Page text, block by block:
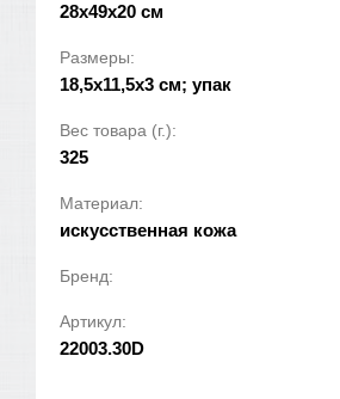
28x49x20 см
Размеры:
18,5x11,5x3 см; упак
Вес товара (г.):
325
Материал:
искусственная кожа
Бренд:
Артикул:
22003.30D